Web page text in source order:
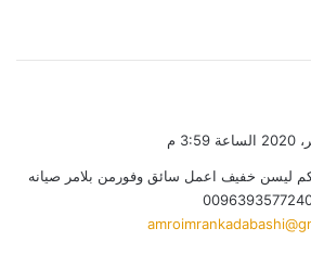
ليسن خفيف اعمل سائق وفورمن بلامر صيانه